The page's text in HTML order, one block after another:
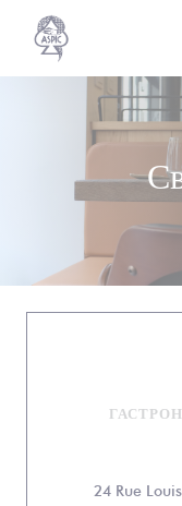
Панель управления
24 Rue